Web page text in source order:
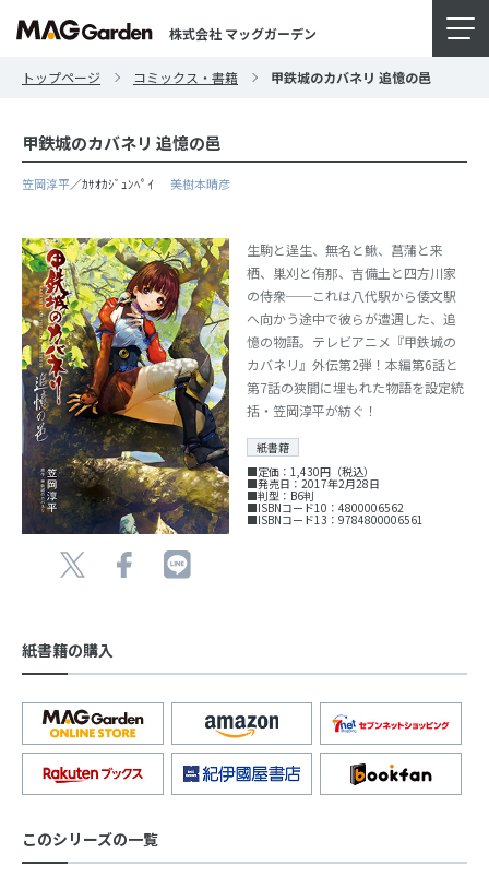
株式会社 マッグガーデン
トップページ コミックス・書籍 甲鉄城のカバネリ 追憶の邑
甲鉄城のカバネリ 追憶の邑
笠岡淳平／ｶｻｵｶｼﾞｭﾝﾍﾟｲ 美樹本晴彦
生駒と逞生、無名と鰍、菖蒲と来
栖、巣刈と侑那、吉備土と四方川家
の侍衆──これは八代駅から倭文駅
へ向かう途中で彼らが遭遇した、追
憶の物語。テレビアニメ『甲鉄城の
カバネリ』外伝第2弾！本編第6話と
第7話の狭間に埋もれた物語を設定統
括・笠岡淳平が紡ぐ！
紙書籍
■定価：1,430円（税込）
■発売日：2017年2月28日
■判型：B6判
■ISBNコード10：4800006562
■ISBNコード13：9784800006561
紙書籍の購入
このシリーズの一覧